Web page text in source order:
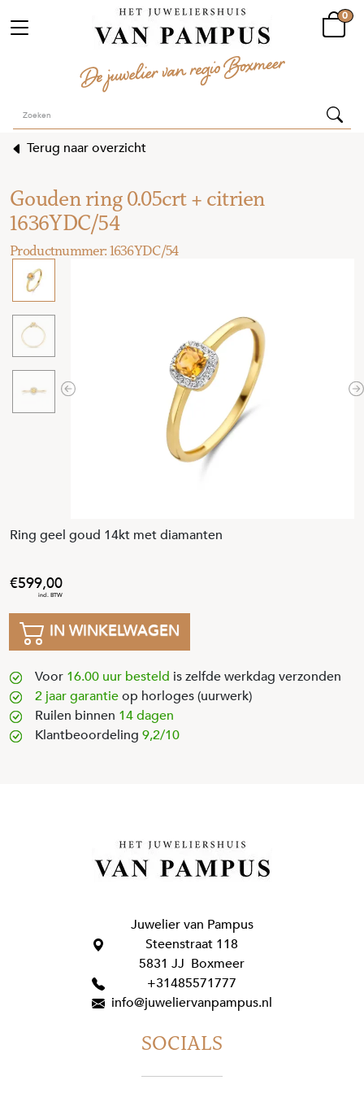
0
Terug naar overzicht
Gouden ring 0.05crt + citrien
1636YDC/54
Previous
Ring geel goud 14kt met diamanten
599,00
IN WINKELWAGEN
Voor 16.00 uur besteld is zelfde werkdag verzonden
2 jaar garantieop horloges (uurwerk)
Ruilen binnen 14 dagen
Klantbeoordeling 9,2/10
Juwelier van Pampus
Steenstraat 118
5831 JJ Boxmeer
+31485571777
info@juweliervanpampus.nl
SOCIALS